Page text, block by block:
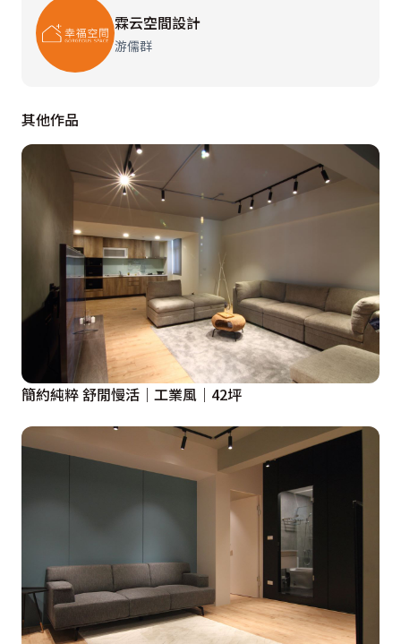
溫潤氣息，再搭佐些許金屬條勾摹線條感與層次感，塑造
百貨公司專櫃的高級視覺。女兒房回歸沉穩，運用木質、
馬來漆堆疊獨特紋理，使其於日光下浮現隱晦光澤，傳遞
圓弧配上幽微燈光削減銳利直角，同步拉伸垂直立面，創
造高挑舒適觀感。
霖云空間設計
游儒群
其他作品
簡約純粹 舒閒慢活｜工業風｜42坪